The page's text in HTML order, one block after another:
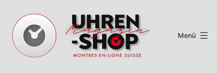
Inhalt
springen
Menü